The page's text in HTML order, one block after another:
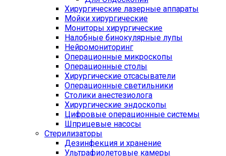
Хирургические лазерные аппараты
Мойки хирургические
Мониторы хирургические
Налобные бинокулярные лупы
Нейромониторинг
Операционные микроскопы
Операционные столы
Хирургические отсасыватели
Операционные светильники
Столики анестезиолога
Хирургические эндоскопы
Цифровые операционные системы
Шприцевые насосы
Стерилизаторы
Дезинфекция и хранение
Ультрафиолетовые камеры